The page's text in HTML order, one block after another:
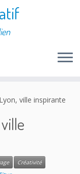
ville inspirante
Créativité